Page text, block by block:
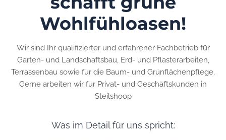
Wohlfühloasen!
Wir sind Ihr qualifizierter und erfahrener Fachbetrieb für
Garten- und Landschaftsbau, Erd- und Pflasterarbeiten,
Terrassenbau sowie für die Baum- und Grünflächenpflege.
Gerne arbeiten wir für Privat- und Geschäftskunden in
Steilshoop
Was im Detail für uns spricht: